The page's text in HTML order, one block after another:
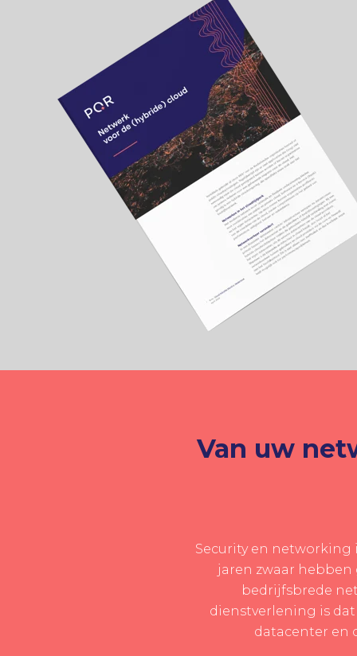
Van uw
Security en networking
jaren zwaar hebben
bedrijfsbrede
dienstverlening is
datacenter en